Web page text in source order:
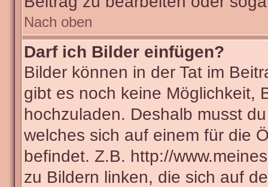
Nach oben
Darf ich Bilder einfügen?
Bilder können in der Tat im
gibt es noch keine Möglichkeit,
hochzuladen. Deshalb musst
welches sich auf einem für die
befindet. Z.B. http://
zu Bildern linken, die sich auf